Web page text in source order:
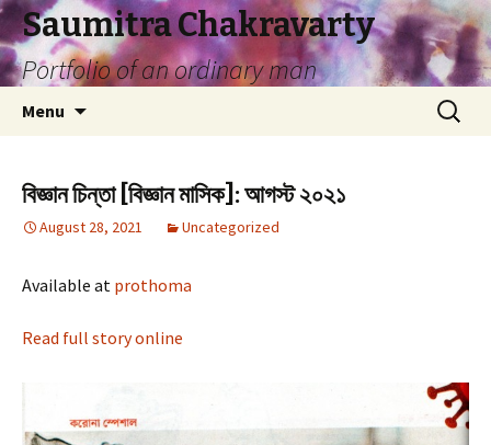
Saumitra Chakravarty
Portfolio of an ordinary man
Menu
Search
for:
বিজ্ঞান চিন্তা [বিজ্ঞান মাসিক]: আগস্ট ২০২১
August 28, 2021 Uncategorized
Available at prothoma
Read full story online